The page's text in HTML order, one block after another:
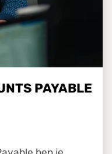
PAYABLE